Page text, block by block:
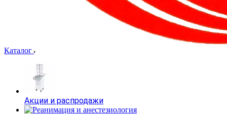
Каталог
Акции и распродажи